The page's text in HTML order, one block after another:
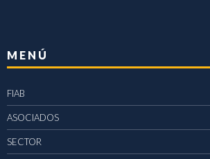
MENÚ
FIAB
ASOCIADOS
SECTOR